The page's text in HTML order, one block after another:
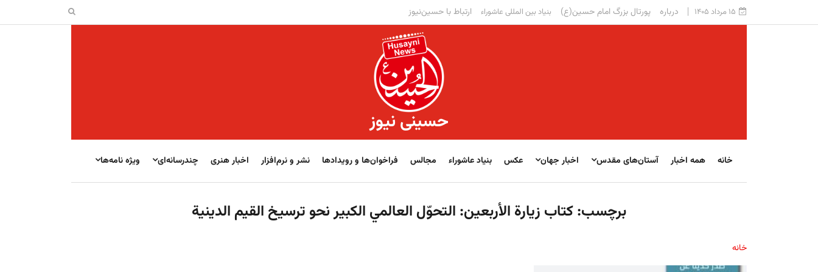
۱۵ مرداد ۱۴۰۵ درباره پورتال بزرگ امام حسین(ع) بنیاد بین المللی عاشوراء ارتباط با حسین‌نیوز
حسینی نیوز
خانه همه اخبار آستان‌های مقدس اخبار جهان عکس بنیاد عاشوراء مجالس فراخوان‌‏‏‏ها و رویدادها نشر و نرم‌افزار اخبار هنری چندرسانه‌ای ویژه نامه‌ها
برچسب:كتاب زيارة الأربعين: التحوّل العالمي الكبير نحو ترسيخ القيم الدينية
خانه